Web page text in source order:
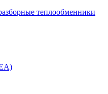
теплообменники